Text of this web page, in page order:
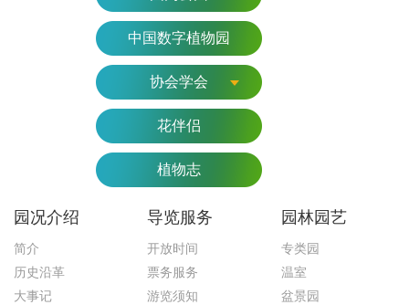
中国数字植物园
协会学会
花伴侣
植物志
园况介绍
简介
历史沿革
大事记
导览服务
开放时间
票务服务
游览须知
园林园艺
专类园
温室
盆景园